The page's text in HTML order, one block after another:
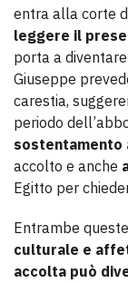
entra alla corte
leggere il
porta a
Giuseppe
carestia,
periodo
sostentamento
accolto e anche
Egitto per
Entrambe
culturale e
accolta può